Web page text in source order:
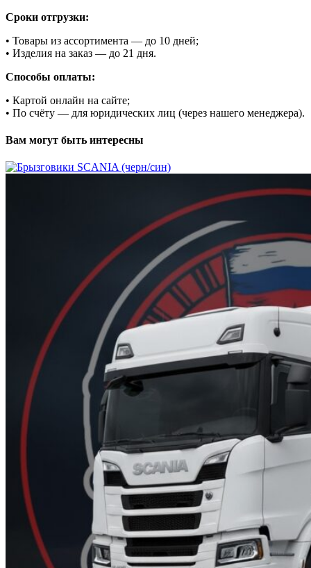
Сроки отгрузки:
• Товары из ассортимента — до 10 дней;
• Изделия на заказ — до 21 дня.
Способы оплаты:
• Картой онлайн на сайте;
• По счёту — для юридических лиц (через нашего менеджера).
Вам могут быть интересны